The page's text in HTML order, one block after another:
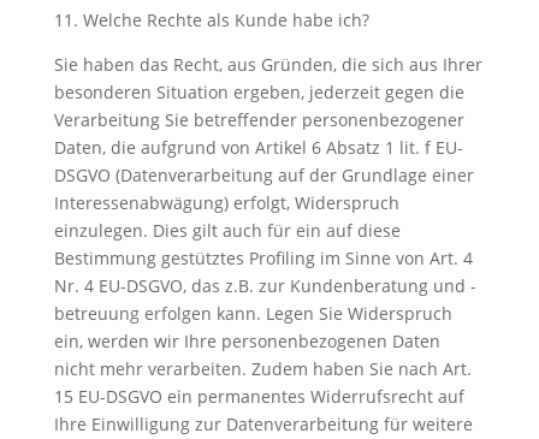
11. Welche Rechte als Kunde habe ich?
Sie haben das Recht, aus Gründen, die sich aus Ihrer
besonderen Situation ergeben, jederzeit gegen die
Verarbeitung Sie betreffender personenbezogener
Daten, die aufgrund von Artikel 6 Absatz 1 lit. f EU-
DSGVO (Datenverarbeitung auf der Grundlage einer
Interessenabwägung) erfolgt, Widerspruch
einzulegen. Dies gilt auch für ein auf diese
Bestimmung gestütztes Profiling im Sinne von Art. 4
Nr. 4 EU-DSGVO, das z.B. zur Kundenberatung und -
betreuung erfolgen kann. Legen Sie Widerspruch
ein, werden wir Ihre personenbezogenen Daten
nicht mehr verarbeiten. Zudem haben Sie nach Art.
15 EU-DSGVO ein permanentes Widerrufsrecht auf
Ihre Einwilligung zur Datenverarbeitung für weitere